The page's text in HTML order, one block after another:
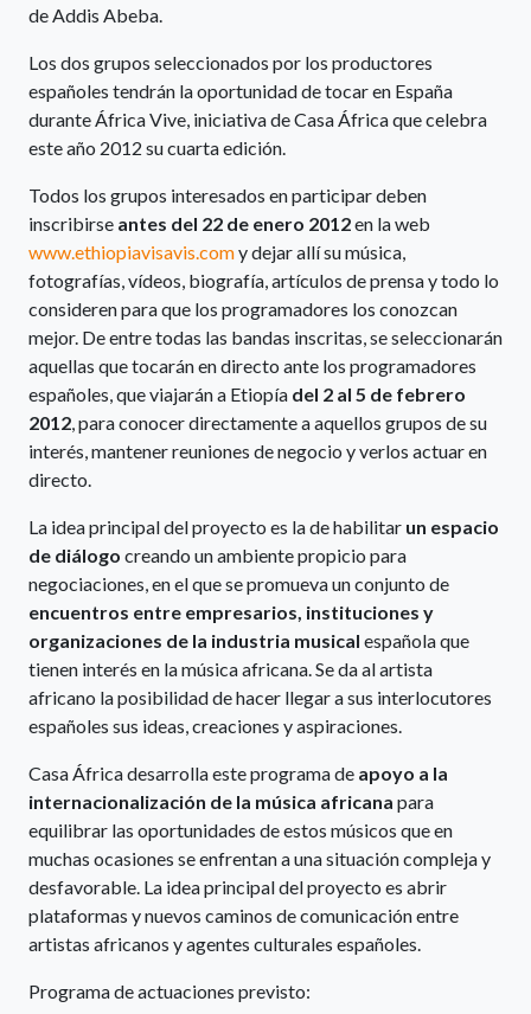
de Addis Abeba.
Los dos grupos seleccionados por los productores
españoles tendrán la oportunidad de tocar en España
durante África Vive, iniciativa de Casa África que celebra
este año 2012 su cuarta edición.
Todos los grupos interesados en participar deben
inscribirse antes del 22 de enero 2012en la web
www.ethiopiavisavis.comy dejar allí su música,
fotografías, vídeos, biografía, artículos de prensa y todo lo
consideren para que los programadores los conozcan
mejor. De entre todas las bandas inscritas, se seleccionarán
aquellas que tocarán en directo ante los programadores
españoles, que viajarán a Etiopía del 2 al 5 de febrero
2012, para conocer directamente a aquellos grupos de su
interés, mantener reuniones de negocio y verlos actuar en
directo.
La idea principal del proyecto es la de habilitar un espacio
de diálogo creando un ambiente propicio para
negociaciones, en el que se promueva un conjunto de
encuentros entre empresarios, instituciones y
organizaciones de la industria musical española que
tienen interés en la música africana. Se da al artista
africano la posibilidad de hacer llegar a sus interlocutores
españoles sus ideas, creaciones y aspiraciones.
Casa África desarrolla este programa de apoyo a la
internacionalización de la música africana para
equilibrar las oportunidades de estos músicos que en
muchas ocasiones se enfrentan a una situación compleja y
desfavorable. La idea principal del proyecto es abrir
plataformas y nuevos caminos de comunicación entre
artistas africanos y agentes culturales españoles.
Programa de actuaciones previsto: